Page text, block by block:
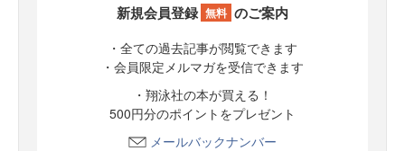
新規会員登録 無料 のご案内
・全ての過去記事が閲覧できます
・会員限定メルマガを受信できます
・翔泳社の本が買える！
500円分のポイントをプレゼント
メールバックナンバー